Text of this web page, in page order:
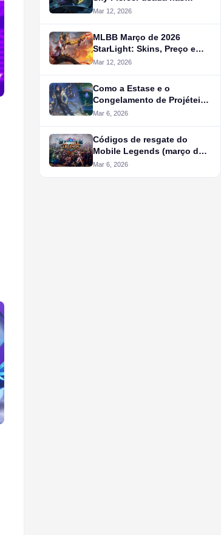
eliminatórias do MLBB MSC
Mar 12, 2026
MLBB Março de 2026
StarLight: Skins, Preço e
Análise Completa de Valor
Mar 12, 2026
Como a Estase e o
Congelamento de Projéteis
de Marcel Alteram a
Equipe no MLBB
Mar 6, 2026
Códigos de resgate do
Mobile Legends (março de
2026): Diamantes, skins e
Mar 6, 2026